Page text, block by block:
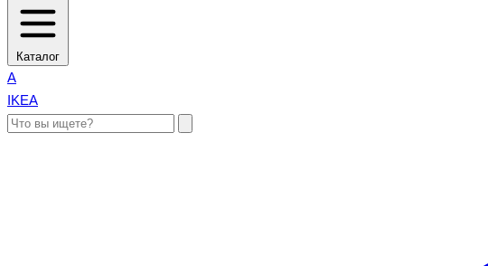
Каталог
A
IKEA